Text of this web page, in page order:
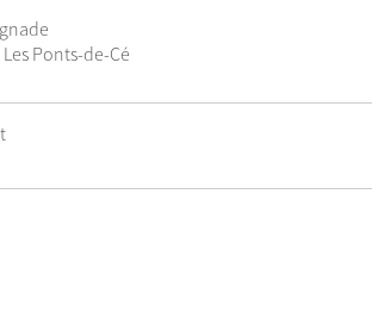
Ponts-de-Cé